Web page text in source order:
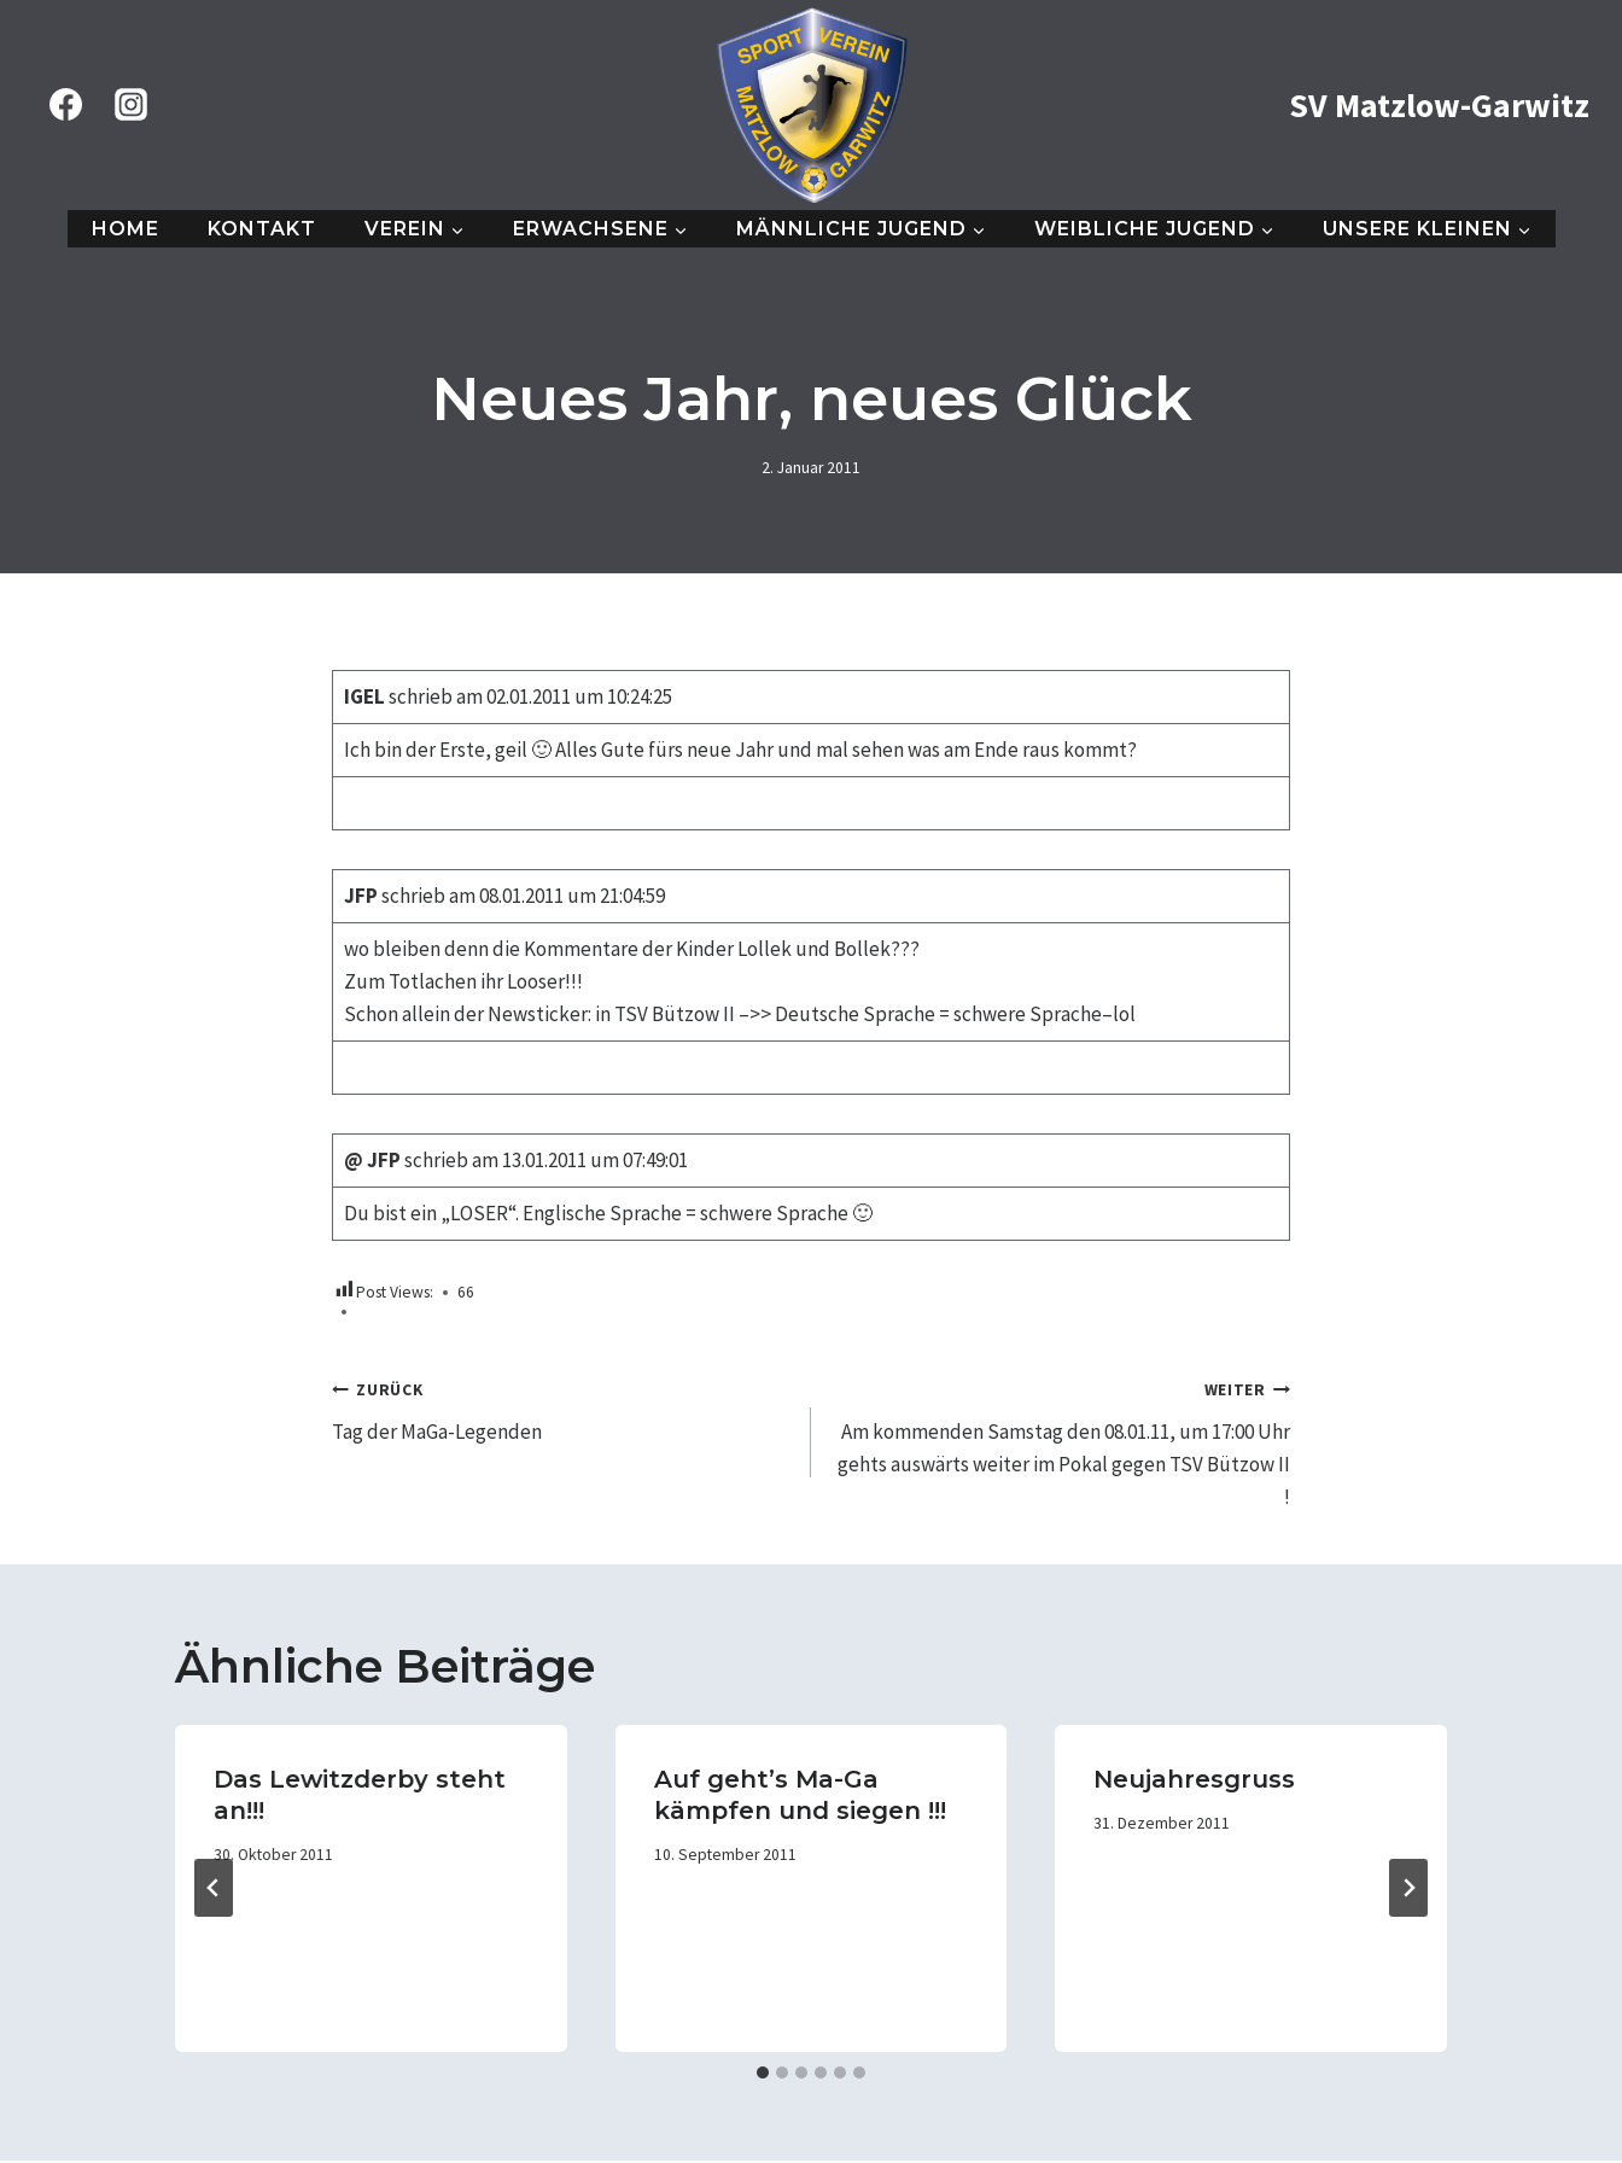
SV Matzlow-Garwitz
HOME KONTAKT VEREIN ERWACHSENE MÄNNLICHE JUGEND WEIBLICHE JUGEND UNSERE KLEINEN
Neues Jahr, neues Glück
2. Januar 2011
IGELschrieb am 02.01.2011 um 10:24:25
Ich bin der Erste, geil 🙂 Alles Gute fürs neue Jahr und mal sehen was am Ende raus kommt?
JFPschrieb am 08.01.2011 um 21:04:59
wo bleiben denn die Kommentare der Kinder Lollek und Bollek???
Zum Totlachen ihr Looser!!!
Schon allein der Newsticker: in TSV Bützow II –>> Deutsche Sprache = schwere Sprache–lol
@ JFPschrieb am 13.01.2011 um 07:49:01
Du bist ein „LOSER“. Englische Sprache = schwere Sprache 🙂
Post Views: 66
Beitragsnavigation
ZURÜCK
Tag der MaGa-Legenden
WEITER
Am kommenden Samstag den 08.01.11, um 17:00 Uhr
gehts auswärts weiter im Pokal gegen TSV Bützow II
!
Ähnliche Beiträge
Das Lewitzderby steht
an!!!
30. Oktober 2011
Auf geht’s Ma-Ga
kämpfen und siegen !!!
10. September 2011
Neujahresgruss
31. Dezember 2011